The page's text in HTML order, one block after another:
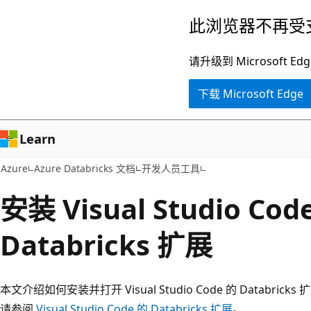
容
此浏览器不再
请升级到 Microsoft
下载 Microsoft Edge
Learn
Azure Azure Databricks 文档 开发人员工具
安装 Visual Studio
Databricks 扩展
本文介绍如何安装并打开 Visual Studio Code 的 Databricks